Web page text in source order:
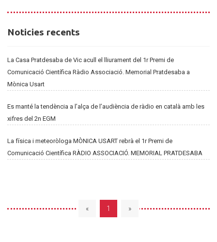
Noticies
Noticies recents
La Casa Pratdesaba de Vic acull el lliurament del 1r Premi de
Comunicació Científica Ràdio Associació. Memorial Pratdesaba a
Mònica Usart
Es manté la tendència a l’alça de l’audiència de ràdio en català amb les
xifres del 2n EGM
La física i meteoròloga MÒNICA USART rebrà el 1r Premi de
Comunicació Científica RÀDIO ASSOCIACIÓ. MEMORIAL PRATDESABA
« 1 »